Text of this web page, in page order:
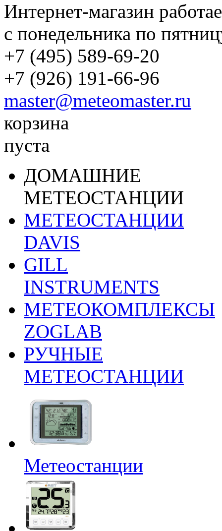
Интернет-магазин
с понедельника по
+7 (495) 589-69-20
+7 (926) 191-66-96
master@meteomaster.ru
корзина
пуста
ДОМАШНИЕ
МЕТЕОСТАНЦИИ
МЕТЕОСТАНЦИИ
DAVIS
GILL
INSTRUMENTS
МЕТЕОКОМПЛЕКСЫ
ZOGLAB
РУЧНЫЕ
МЕТЕОСТАНЦИИ
Метеостанции